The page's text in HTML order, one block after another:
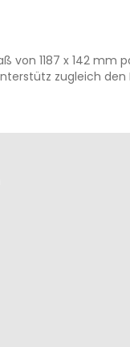
1187 x 142 mm
zugleich